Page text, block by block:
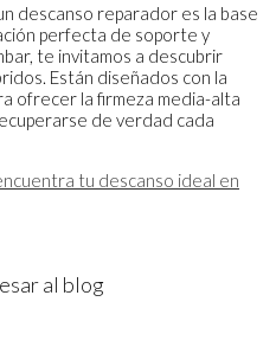
descanso reparador es la base
perfecta de soporte y
te invitamos a descubrir
Están diseñados con la
ofrecer la firmeza media-alta
de verdad cada
tu descanso ideal en
al blog